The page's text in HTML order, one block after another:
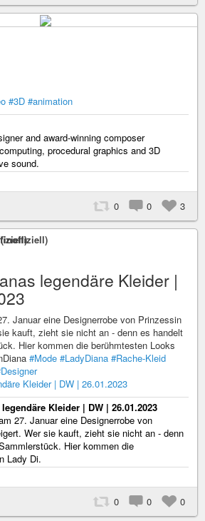
#3D #animation
and award-winning composer
procedural graphics and 3D
sound.
0 0 3
legendäre Kleider |
Januar eine Designerrobe von Prinzessin
kauft, zieht sie nicht an - denn es handelt
Hier kommen die berühmtesten Looks
#Mode #LadyDiana #Rache-Kleid
Kleider | DW | 26.01.2023
Kleider | DW | 26.01.2023
27. Januar eine Designerrobe von
Wer sie kauft, zieht sie nicht an - denn
Hier kommen die
Lady Di.
0 0 0